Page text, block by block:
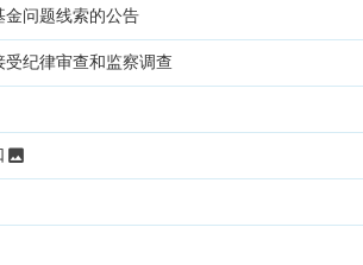
金问题线索的公告
纪律审查和监察调查